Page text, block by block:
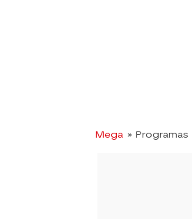
Mega » Programas